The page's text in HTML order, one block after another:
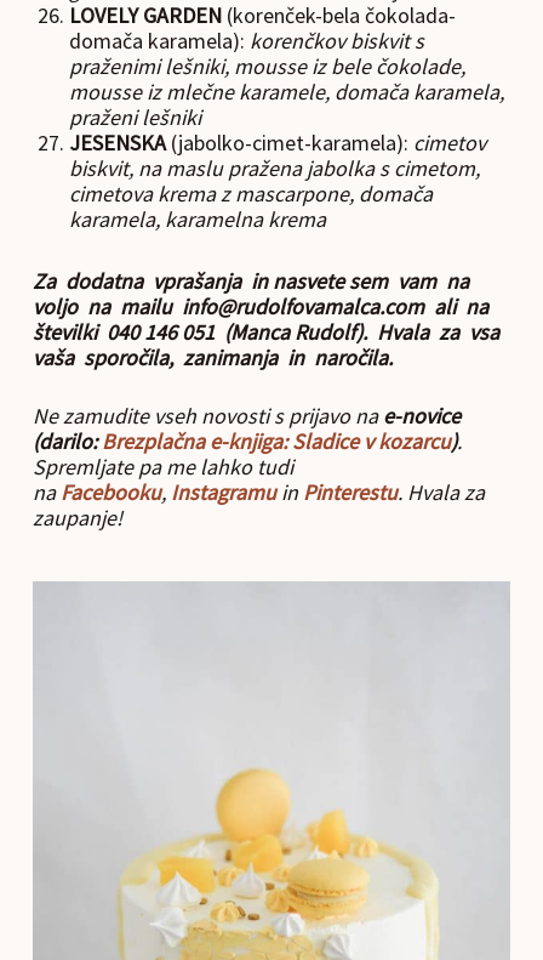
LOVELY GARDEN(korenček-bela čokolada-
domača karamela): korenčkov biskvit s
praženimi lešniki, mousse iz bele čokolade,
mousse iz mlečne karamele, domača karamela,
praženi lešniki
JESENSKA(jabolko-cimet-karamela): cimetov
biskvit, na maslu pražena jabolka s cimetom,
cimetova krema z mascarpone, domača
karamela, karamelna krema
Za dodatna vprašanja in nasvete sem vam na
voljo na mailu info@rudolfovamalca.com ali na
številki 040 146 051 (Manca Rudolf). Hvala za vsa
vaša sporočila, zanimanja in naročila.
Ne zamudite vseh novosti s prijavo nae-novice
(darilo:Brezplačna e-knjiga: Sladice v kozarcu).
Spremljate pa me lahko tudi
naFacebooku, Instagramuin Pinterestu. Hvala za
zaupanje!